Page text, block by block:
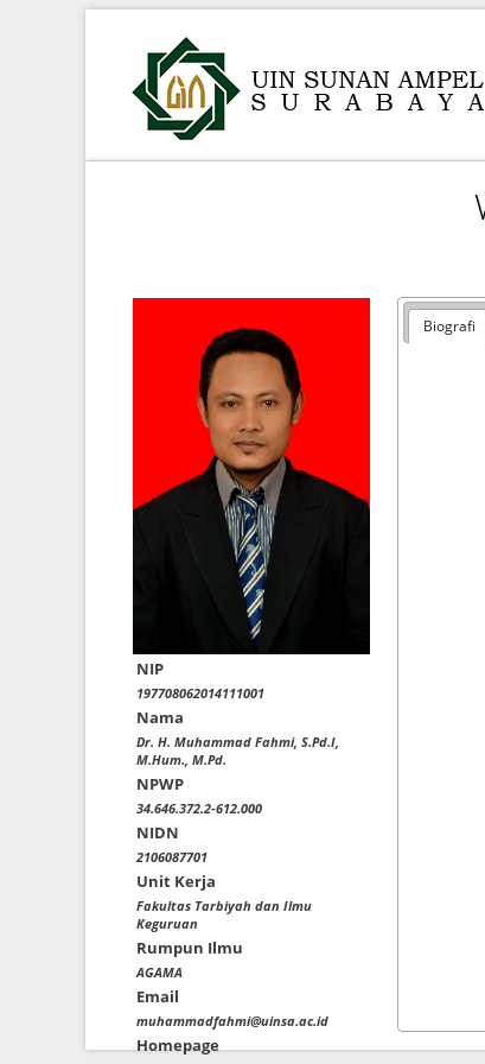
NIP
197708062014111001
Nama
Dr. H. Muhammad Fahmi, S.Pd.I,
M.Hum., M.Pd.
NPWP
34.646.372.2-612.000
NIDN
2106087701
Unit Kerja
Fakultas Tarbiyah dan Ilmu
Keguruan
Rumpun Ilmu
AGAMA
Email
muhammadfahmi@uinsa.ac.id
Homepage
Biografi